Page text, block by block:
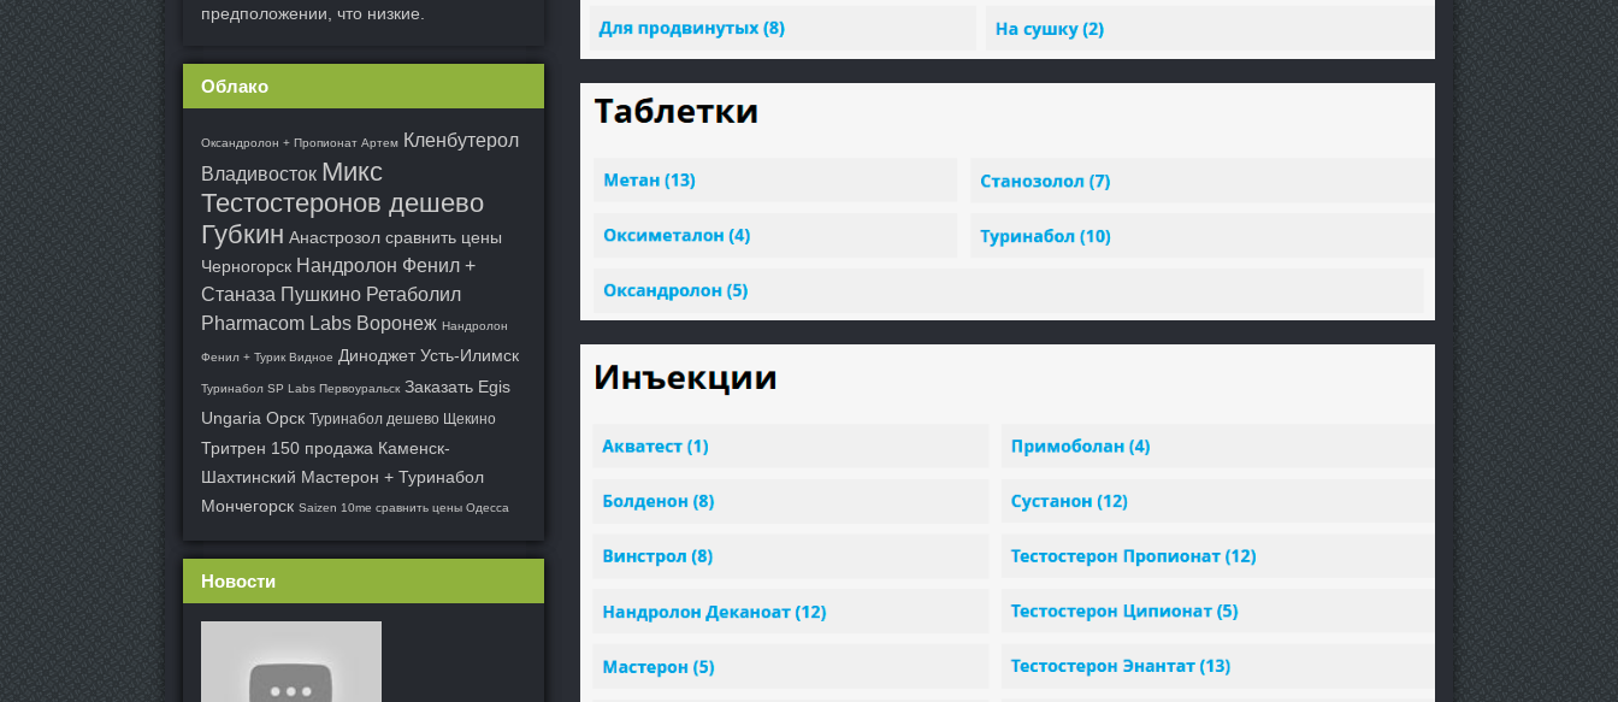
предположении, что низкие.
Облако
Оксандролон + Пропионат Артем Кленбутерол
Владивосток Микс
Тестостеронов дешево
Губкин Анастрозол сравнить цены
Черногорск Нандролон Фенил +
Станаза Пушкино Ретаболил
Pharmacom Labs Воронеж Нандролон
Фенил + Турик Видное Диноджет Усть-Илимск
Туринабол SP Labs Первоуральск Заказать Egis
Ungaria Орск Туринабол дешево Щекино
Тритрен 150 продажа Каменск-
Шахтинский Мастерон + Туринабол
Мончегорск Saizen 10me сравнить цены Одесса
Новости